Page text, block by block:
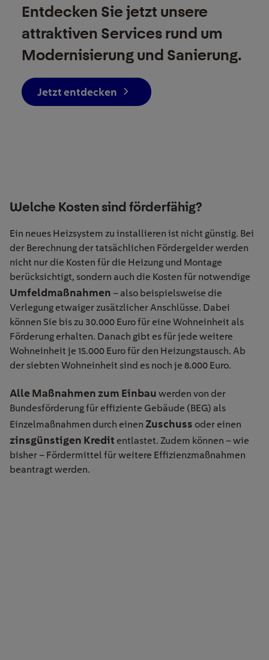
Entdecken Sie jetzt unsere
attraktiven Services rund um
Modernisierung und Sanierung.
Jetzt entdecken
Welche Kosten sind förderfähig?
Ein neues Heizsystem zu installieren ist nicht günstig. Bei
der Berechnung der tatsächlichen Fördergelder werden
nicht nur die Kosten für die Heizung und Montage
berücksichtigt, sondern auch die Kosten für notwendige
Umfeldmaßnahmen – also beispielsweise die
Verlegung etwaiger zusätzlicher Anschlüsse. Dabei
können Sie bis zu 30.000 Euro für eine Wohneinheit als
Förderung erhalten. Danach gibt es für jede weitere
Wohneinheit je 15.000 Euro für den Heizungstausch. Ab
der siebten Wohneinheit sind es noch je 8.000 Euro.
Alle Maßnahmen zum Einbau werden von der
Bundesförderung für effiziente Gebäude (BEG) als
Einzelmaßnahmen durch einen Zuschuss oder einen
zinsgünstigen Kredit entlastet. Zudem können – wie
bisher – Fördermittel für weitere Effizienzmaßnahmen
beantragt werden.